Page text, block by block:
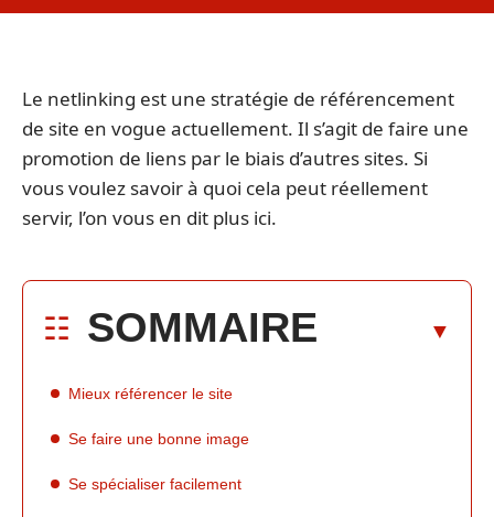
Le netlinking est une stratégie de référencement
de site en vogue actuellement. Il s’agit de faire une
promotion de liens par le biais d’autres sites. Si
vous voulez savoir à quoi cela peut réellement
servir, l’on vous en dit plus ici.
SOMMAIRE
Mieux référencer le site
Se faire une bonne image
Se spécialiser facilement